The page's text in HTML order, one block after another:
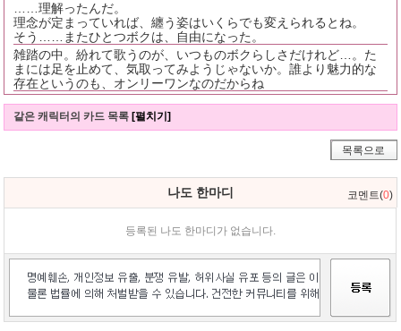
……理解ったんだ。
理念が定まっていれば、纏う姿はいくらでも変えられるとね。
そう……またひとつボクは、自由になった。
雑踏の中。紛れて歌うのが、いつものボクらしさだけれど…。た
まには足を止めて、気取ってみようじゃないか。誰より魅力的な
存在というのも、オンリーワンなのだからね
같은 캐릭터의 카드 목록 [펼치기]
목록으로
나도 한마디 코멘트(0)
등록된 나도 한마디가 없습니다.